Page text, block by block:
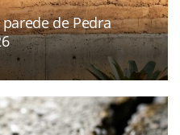
de Pedra